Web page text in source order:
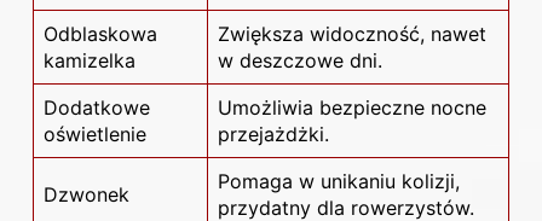
Odblaskowa
kamizelka
Zwiększa widoczność, nawet
w deszczowe dni.
Dodatkowe
oświetlenie
Umożliwia bezpieczne nocne
przejażdżki.
Dzwonek
Pomaga w unikaniu kolizji,
przydatny dla rowerzystów.